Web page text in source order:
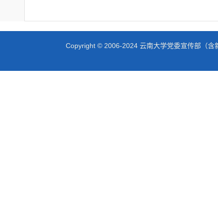
Copyright © 2006-2024 云南大学党委宣传部（含